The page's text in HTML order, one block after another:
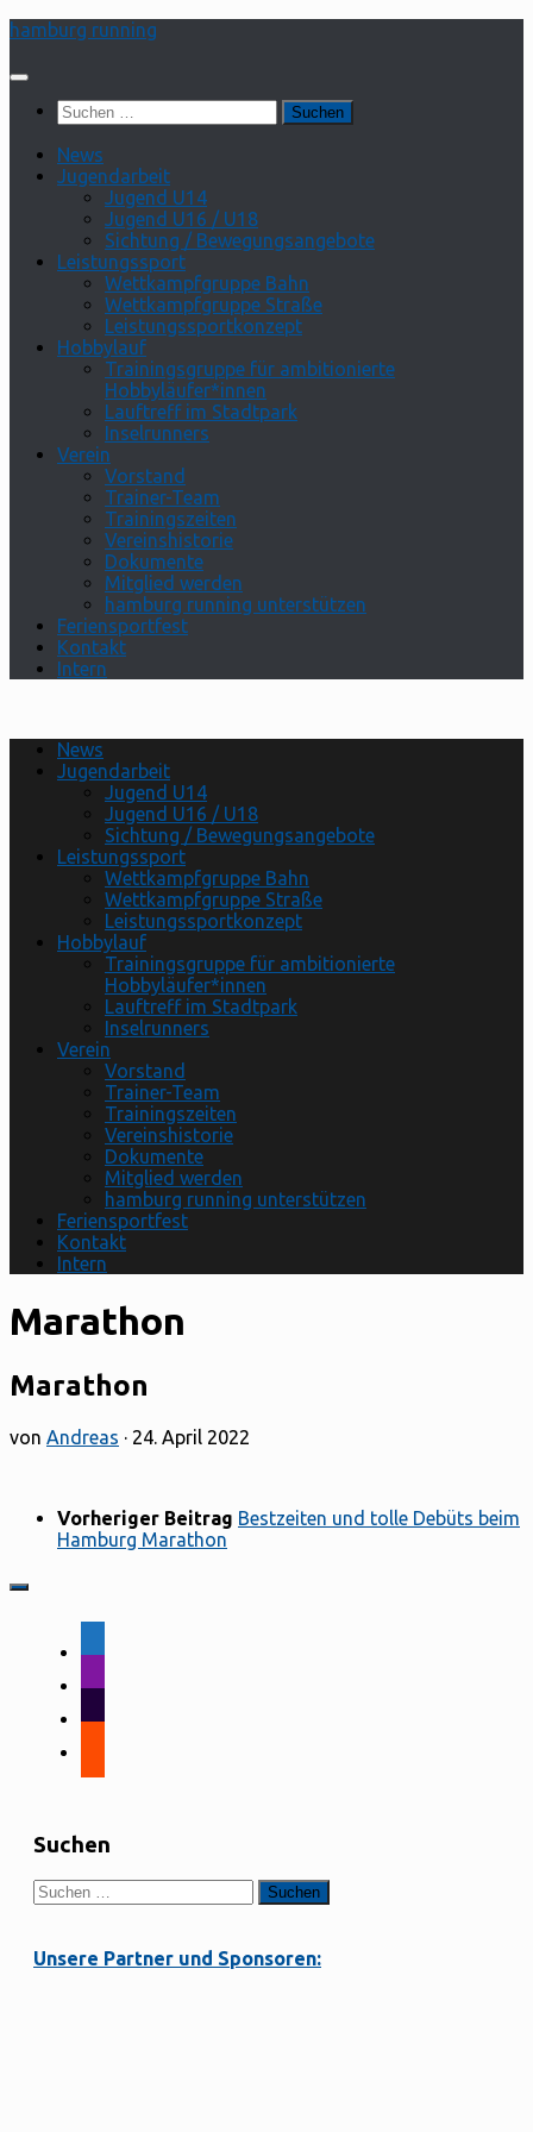
Zum
springen
hamburg running
Suchen
nach:
News
Jugendarbeit
Jugend U14
Jugend U16 / U18
Sichtung / Bewegungsangebote
Leistungssport
Wettkampfgruppe Bahn
Wettkampfgruppe Straße
Leistungssportkonzept
Hobbylauf
Trainingsgruppe für ambitionierte
Hobbyläufer*innen
Lauftreff im Stadtpark
Inselrunners
Verein
Vorstand
Trainer-Team
Trainingszeiten
Vereinshistorie
Dokumente
Mitglied werden
hamburg running unterstützen
Feriensportfest
Kontakt
Intern
News
Jugendarbeit
Jugend U14
Jugend U16 / U18
Sichtung / Bewegungsangebote
Leistungssport
Wettkampfgruppe Bahn
Wettkampfgruppe Straße
Leistungssportkonzept
Hobbylauf
Trainingsgruppe für ambitionierte
Hobbyläufer*innen
Lauftreff im Stadtpark
Inselrunners
Verein
Vorstand
Trainer-Team
Trainingszeiten
Vereinshistorie
Dokumente
Mitglied werden
hamburg running unterstützen
Feriensportfest
Kontakt
Intern
Marathon
Marathon
von Andreas · 24. April 2022
Vorheriger Beitrag Bestzeiten und tolle Debüts beim
Hamburg Marathon
Suchen
Suchen
nach:
Unsere Partner und Sponsoren: